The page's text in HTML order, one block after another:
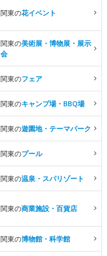
関東の花イベント
関東の美術展・博物展・展示
会
関東のフェア
関東のキャンプ場・BBQ場
関東の遊園地・テーマパーク
関東のプール
関東の温泉・スパリゾート
関東の商業施設・百貨店
関東の博物館・科学館